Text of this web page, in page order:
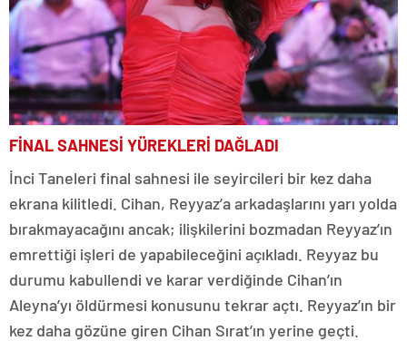
FİNAL SAHNESİ YÜREKLERİ DAĞLADI
İnci Taneleri final sahnesi ile seyircileri bir kez daha
ekrana kilitledi. Cihan, Reyyaz’a arkadaşlarını yarı yolda
bırakmayacağını ancak; ilişkilerini bozmadan Reyyaz’ın
emrettiği işleri de yapabileceğini açıkladı. Reyyaz bu
durumu kabullendi ve karar verdiğinde Cihan’ın
Aleyna’yı öldürmesi konusunu tekrar açtı. Reyyaz’ın bir
kez daha gözüne giren Cihan Sırat’ın yerine geçti.